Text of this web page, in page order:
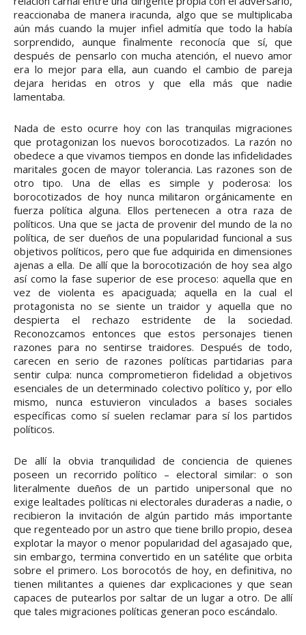
reaccionaba de manera iracunda, algo que se multiplicaba
aún más cuando la mujer infiel admitía que todo la había
sorprendido, aunque finalmente reconocía que sí, que
después de pensarlo con mucha atención, el nuevo amor
era lo mejor para ella, aun cuando el cambio de pareja
dejara heridas en otros y que ella más que nadie
lamentaba.
Nada de esto ocurre hoy con las tranquilas migraciones
que protagonizan los nuevos borocotizados. La razón no
obedece a que vivamos tiempos en donde las infidelidades
maritales gocen de mayor tolerancia. Las razones son de
otro tipo. Una de ellas es simple y poderosa: los
borocotizados de hoy nunca militaron orgánicamente en
fuerza política alguna. Ellos pertenecen a otra raza de
políticos. Una que se jacta de provenir del mundo de la no
política, de ser dueños de una popularidad funcional a sus
objetivos políticos, pero que fue adquirida en dimensiones
ajenas a ella. De allí que la borocotización de hoy sea algo
así como la fase superior de ese proceso: aquella que en
vez de violenta es apaciguada; aquella en la cual el
protagonista no se siente un traidor y aquella que no
despierta el rechazo estridente de la sociedad.
Reconozcamos entonces que estos personajes tienen
razones para no sentirse traidores. Después de todo,
carecen en serio de razones políticas partidarias para
sentir culpa: nunca comprometieron fidelidad a objetivos
esenciales de un determinado colectivo político y, por ello
mismo, nunca estuvieron vinculados a bases sociales
específicas como sí suelen reclamar para sí los partidos
políticos.
De allí la obvia tranquilidad de conciencia de quienes
poseen un recorrido político – electoral similar: o son
literalmente dueños de un partido unipersonal que no
exige lealtades políticas ni electorales duraderas a nadie, o
recibieron la invitación de algún partido más importante
que regenteado por un astro que tiene brillo propio, desea
explotar la mayor o menor popularidad del agasajado que,
sin embargo, termina convertido en un satélite que orbita
sobre el primero. Los borocotós de hoy, en definitiva, no
tienen militantes a quienes dar explicaciones y que sean
capaces de putearlos por saltar de un lugar a otro. De allí
que tales migraciones políticas generan poco escándalo.